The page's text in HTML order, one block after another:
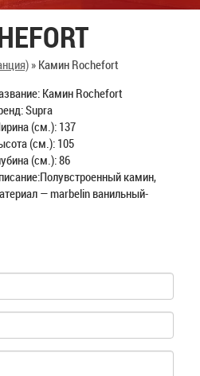
» Камин Rochefort
Камин Rochefort
Supra
(см.): 137
(см.): 105
(см.): 86
камин,
— marbelin ванильный-